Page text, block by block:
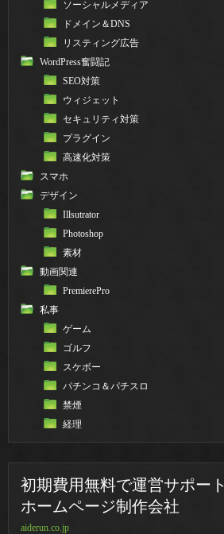
ソーシャルメディア
ドメイン＆DNS
リスティング広告
WordPress奮闘記
SEO対策
ウィジェット
セキュリティ対策
プラグイン
高速化対策
スマホ
デザイン
Illsutrator
Photoshop
素材
動画関連
PremierePro
私事
ゲーム
ゴルフ
スケボー
パチンコ＆パチスロ
禁煙
経理
初期費用無料で運営サポート
ホームページ制作会社
aiderun.co.jp